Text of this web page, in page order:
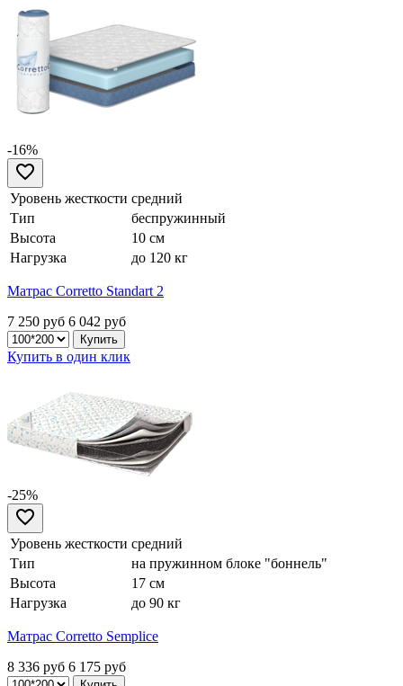
-16%
Уровень жесткости средний
Тип
беспружинный
Высота
10 см
Нагрузка
до 120 кг
Матрас Corretto Standart 2
7 250 руб 6 042 руб
Купить в один клик
-25%
Уровень жесткости средний
Тип
на пружинном блоке "боннель"
Высота
17 см
Нагрузка
до 90 кг
Матрас Corretto Semplice
8 336 руб 6 175 руб